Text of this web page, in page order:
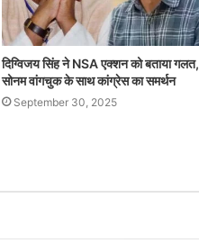
दिग्विजय सिंह ने NSA एक्शन को बताया गलत,
सोनम वांगचुक के साथ कांग्रेस का समर्थन
September 30, 2025